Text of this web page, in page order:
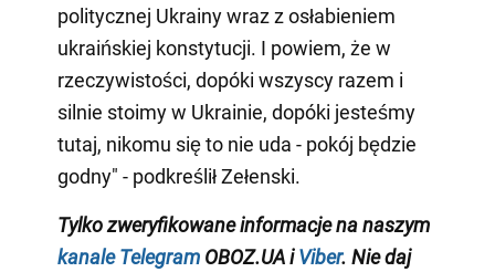
politycznej Ukrainy wraz z osłabieniem
ukraińskiej konstytucji. I powiem, że w
rzeczywistości, dopóki wszyscy razem i
silnie stoimy w Ukrainie, dopóki jesteśmy
tutaj, nikomu się to nie uda - pokój będzie
godny" - podkreślił Zełenski.
Tylko zweryfikowane informacje na naszym
kanale TelegramOBOZ.UA iViber. Nie daj